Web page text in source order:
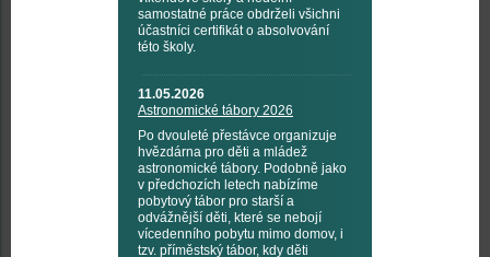
samostatné práce obdrželi všichni
účastníci certifikát o absolvování
této školy.
11.05.2026
Astronomické tábory 2026
Po dvouleté přestávce organizuje
hvězdárna pro děti a mládež
astronomické tábory. Podobně jako
v předchozích letech nabízíme
pobytový tábor pro starší a
odvážnější děti, které se nebojí
vícedenního pobytu mimo domov, i
tzv. příměstský tábor, kdy děti